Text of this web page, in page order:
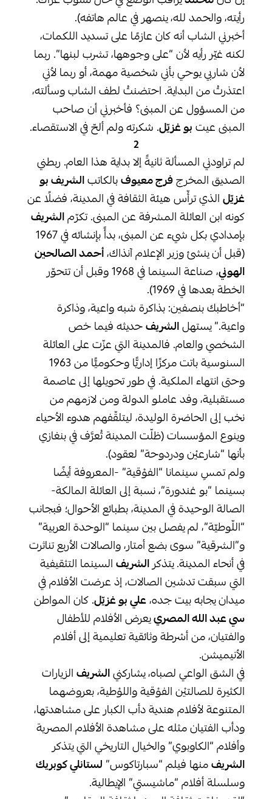
رأيته، والحمد لله، ينصهر في عالم هاتفه).
أخبرني الشاب أنه كان عازمًا على تسديد اللكمات،
لكنه غيّر رأيه لأن “على وجوهها، تشرب لبنها”. ربما
لأن شاربي يوحي بأني شخصية مهمة، أو ربما لأني
اعتذرتُ من البداية. احتضنتُ لطف الشاب وسألته،
من المسؤول عن المبنى؟ فأخبرني أن صاحب
المبنى عيت بو غزيّل. شكرته ولم ألحّ في الاستقصاء.
2
لم تراودني المسألة ثانيةً إلا بداية هذا العام. ربطني
الصديق المخرجفرج معيوفبالكاتبالشريف بو
غزيّلالذي ترأّس هيئة الثقافة في المدينة، فضلًا عن
كونه ابن العائلة المشرفة عن المبنى. تكرّمالشريف
بإمدادي بكل شيء عن المبنى، بدأً بإنشائه في 1967
(قبل أن ينشئ وزير الإعلام آنذاك،أحمد الصالحين
الهوني
، صناعة السينما في 1968 وقبل أن تتحوّر
الخطة بعدها في 1969).
“أخاطبك بنصفين: بذاكرة شبه واعية، وذاكرة
واعية.” يستهلالشريفحديثه فيما خص
الشخصي والعام. فالمدينة التي عزّت على العائلة
السنوسية باتت مركزًا إداريًّا وحكوميًّا من 1963
وحتى انتهاء الملكية. في طور تحويلها إلى عاصمة
مستقبلية، وفد عاملو الدولة ومن لازمهم من
نخب إلى الحاضرة الوليدة، ليتلقّفهم هدوء الأحياء
وينوع المؤسسات (ظلّت المدينة تُعرَّف في بنغازي
بأنها “شارعيْن ودردوحة” لعقود).
ولم تمسِ سينمانا “الفوْقية” -المعروفة أيضًا
بسينما “بو غندورة”، نسبة إلى العائلة المالكة-
الصالة الوحيدة في المدينة، بطبائع الأحوال؛ فبجانب
“اللّوطيّة”، لم يفصل بين سينما “الوحدة العربية”
و”الشرقية” سوى بضع أمتار، والصالات الأربع تناثرت
في أنحاء المدينة. يتذكرالشريفالسينما التثقيفية
التي سبقت تدشين الصالات، إذ عرضت الأفلام في
ميدان يجابه بيت جده،علي بو غزيّل. كان المواطن
سي عبد الله المصرييعرض الأفلام للأطفال
والفتيان، من أشرطة وثائقية تعليمية إلى أفلام
الأنيميشن.
في الشق الواعي لصباه، يشاركنيالشريفالزيارات
الكثيرة للصالتيْن الفوْقية واللوْطية، بعروضهما
المتنوعة لأفلام هندية دأب الكبار على مشاهدتها،
ودأب الفتيان مثله على مشاهدة الأفلام المصرية
وأفلام “الكاوبوي” والخيال التاريخي التي يتذكر
الشريفمنها فيلم “سبارتاكوس” لستانلي كوبريك
وسلسلة أفلام “ماشيستي” الإيطالية.